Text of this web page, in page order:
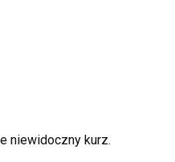
niewidoczny kurz.